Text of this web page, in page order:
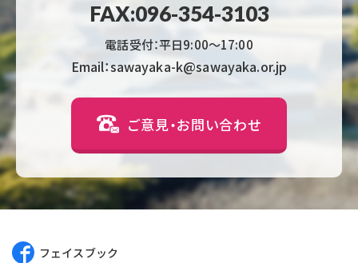
FAX:096-354-3103
電話受付：平日9:00〜17:00
Email：sawayaka-k@sawayaka.or.jp
ご意見・お問い合わせ
フェイスブック